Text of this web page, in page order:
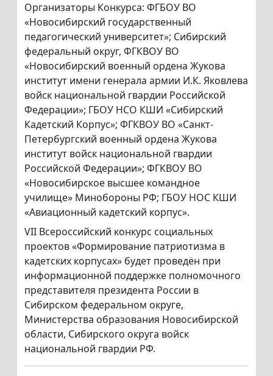
Организаторы Конкурса: ФГБОУ ВО
«Новосибирский государственный
педагогический университет»; Сибирский
федеральный округ, ФГКВОУ ВО
«Новосибирский военный ордена Жукова
институт имени генерала армии И.К. Яковлева
войск национальной гвардии Российской
Федерации»; ГБОУ НСО КШИ «Сибирский
Кадетский Корпус»; ФГКВОУ ВО «Санкт-
Петербургский военный ордена Жукова
институт войск национальной гвардии
Российской Федерации»; ФГКВОУ ВО
«Новосибирское высшее командное
училище» Минобороны РФ; ГБОУ НОС КШИ
«Авиационный кадетский корпус».
VII Всероссийский конкурс социальных
проектов «Формирование патриотизма в
кадетских корпусах» будет проведён при
информационной поддержке полномочного
представителя президента России в
Сибирском федеральном округе,
Министерства образования Новосибирской
области, Сибирского округа войск
национальной гвардии РФ.